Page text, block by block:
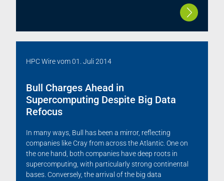
HPC Wirevom01. Juli 2014
Bull Charges Ahead in
Supercomputing Despite Big Data
Refocus
In many ways, Bull has been a mirror, reflecting
companies like Cray from across the Atlantic. One on
the one hand, both companies have deep roots in
supercomputing, with particularly strong continental
bases. Conversely, the arrival of the big data